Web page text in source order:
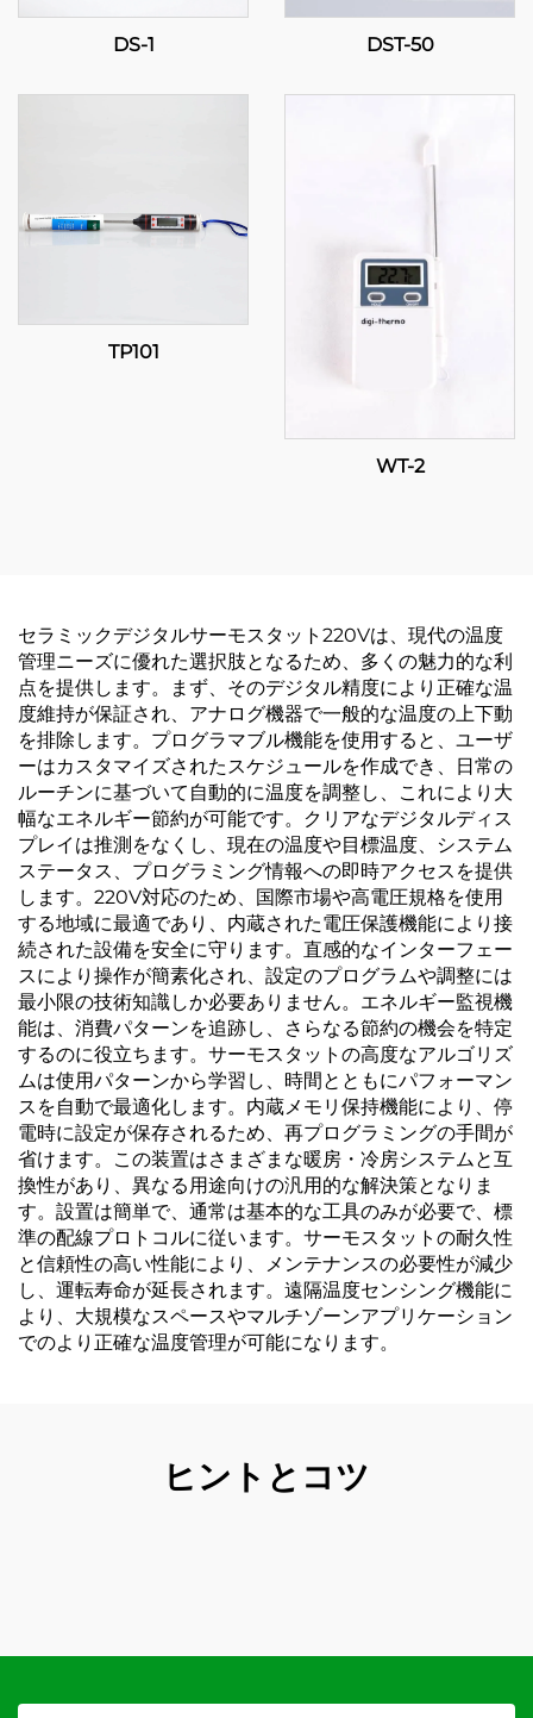
DS-1 DST-50
TP101
WT-2
セラミックデジタルサーモスタット220Vは、現代の温度
管理ニーズに優れた選択肢となるため、多くの魅力的な利
点を提供します。まず、そのデジタル精度により正確な温
度維持が保証され、アナログ機器で一般的な温度の上下動
を排除します。プログラマブル機能を使用すると、ユーザ
ーはカスタマイズされたスケジュールを作成でき、日常の
ルーチンに基づいて自動的に温度を調整し、これにより大
幅なエネルギー節約が可能です。クリアなデジタルディス
プレイは推測をなくし、現在の温度や目標温度、システム
ステータス、プログラミング情報への即時アクセスを提供
します。220V対応のため、国際市場や高電圧規格を使用
する地域に最適であり、内蔵された電圧保護機能により接
続された設備を安全に守ります。直感的なインターフェー
スにより操作が簡素化され、設定のプログラムや調整には
最小限の技術知識しか必要ありません。エネルギー監視機
能は、消費パターンを追跡し、さらなる節約の機会を特定
するのに役立ちます。サーモスタットの高度なアルゴリズ
ムは使用パターンから学習し、時間とともにパフォーマン
スを自動で最適化します。内蔵メモリ保持機能により、停
電時に設定が保存されるため、再プログラミングの手間が
省けます。この装置はさまざまな暖房・冷房システムと互
換性があり、異なる用途向けの汎用的な解決策となりま
す。設置は簡単で、通常は基本的な工具のみが必要で、標
準の配線プロトコルに従います。サーモスタットの耐久性
と信頼性の高い性能により、メンテナンスの必要性が減少
し、運転寿命が延長されます。遠隔温度センシング機能に
より、大規模なスペースやマルチゾーンアプリケーション
でのより正確な温度管理が可能になります。
ヒントとコツ